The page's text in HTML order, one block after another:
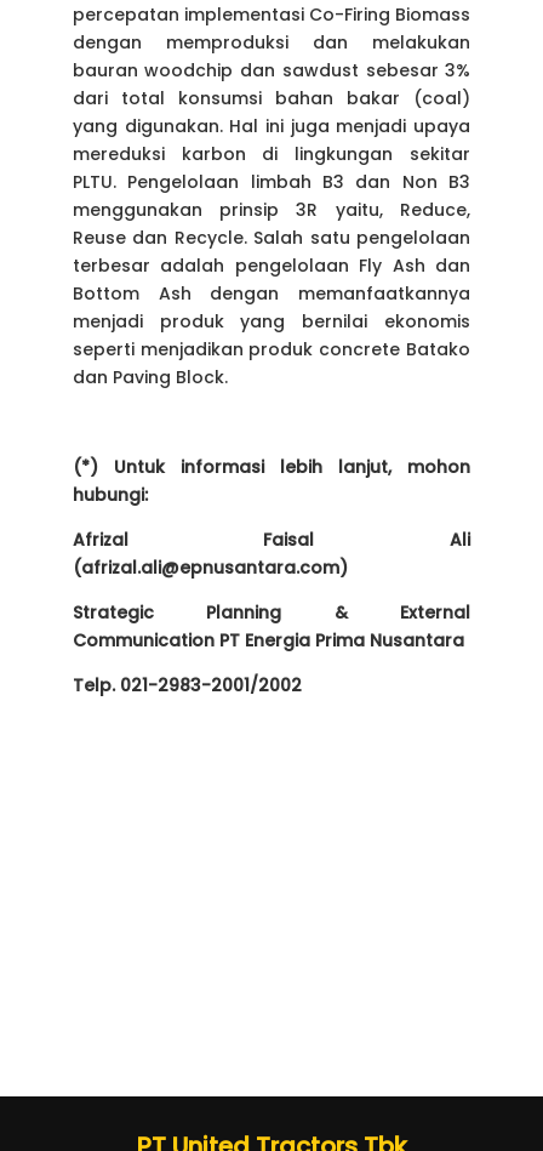
percepatan implementasi Co-Firing Biomass
dengan memproduksi dan melakukan
bauran woodchip dan sawdust sebesar 3%
dari total konsumsi bahan bakar (coal)
yang digunakan. Hal ini juga menjadi upaya
mereduksi karbon di lingkungan sekitar
PLTU. Pengelolaan limbah B3 dan Non B3
menggunakan prinsip 3R yaitu, Reduce,
Reuse dan Recycle. Salah satu pengelolaan
terbesar adalah pengelolaan Fly Ash dan
Bottom Ash dengan memanfaatkannya
menjadi produk yang bernilai ekonomis
seperti menjadikan produk concrete Batako
dan Paving Block.
(*) Untuk informasi lebih lanjut, mohon
hubungi:
Afrizal Faisal Ali
(afrizal.ali@epnusantara.com)
Strategic Planning & External
Communication PT Energia Prima Nusantara
Telp. 021-2983-2001/2002